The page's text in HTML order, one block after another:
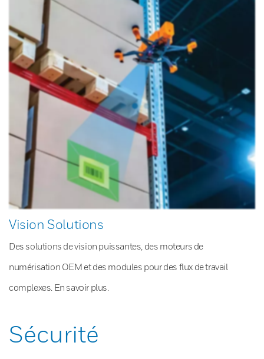
Vision Solutions
Des solutions de vision puissantes, des moteurs de
numérisation OEM et des modules pour des flux de travail
complexes. En savoir plus.
Sécurité